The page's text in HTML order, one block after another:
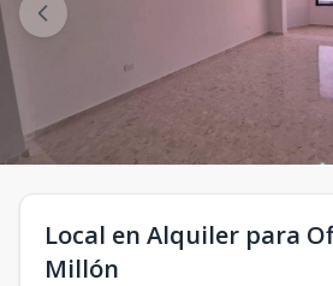
Local en Alquiler para
Millón